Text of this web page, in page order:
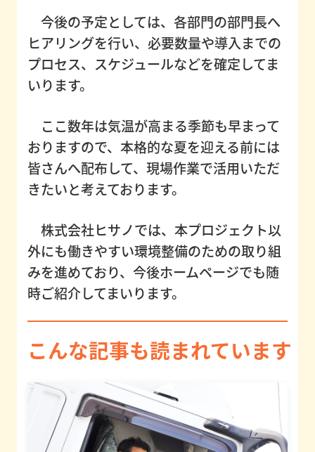
く
あ
る
コ
ー
ポ
ー
今後の予定としては、各部門の部門長へ
ヒアリングを行い、必要数量や導入までの
プロセス、スケジュールなどを確定してま
いります。
ここ数年は気温が高まる季節も早まって
おりますので、本格的な夏を迎える前には
皆さんへ配布して、現場作業で活用いただ
きたいと考えております。
株式会社ヒサノでは、本プロジェクト以
外にも働きやすい環境整備のための取り組
みを進めており、今後ホームページでも随
時ご紹介してまいります。
こんな記事も読まれています